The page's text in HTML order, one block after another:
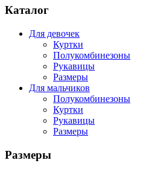
Каталог
Для девочек
Куртки
Полукомбинезоны
Рукавицы
Размеры
Для мальчиков
Полукомбинезоны
Куртки
Рукавицы
Размеры
Размеры